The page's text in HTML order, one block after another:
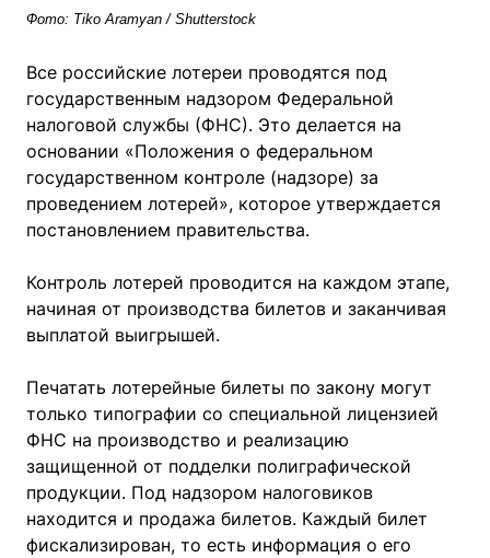
Фото: Tiko Aramyan / Shutterstock
Все российские лотереи проводятся под
государственным надзором Федеральной
налоговой службы (ФНС). Это делается на
основании «Положения о федеральном
государственном контроле (надзоре) за
проведением лотерей», которое утверждается
постановлением правительства.
Контроль лотерей проводится на каждом этапе,
начиная от производства билетов и заканчивая
выплатой выигрышей.
Печатать лотерейные билеты по закону могут
только типографии со специальной лицензией
ФНС на производство и реализацию
защищенной от подделки полиграфической
продукции. Под надзором налоговиков
находится и продажа билетов. Каждый билет
фискализирован, то есть информация о его